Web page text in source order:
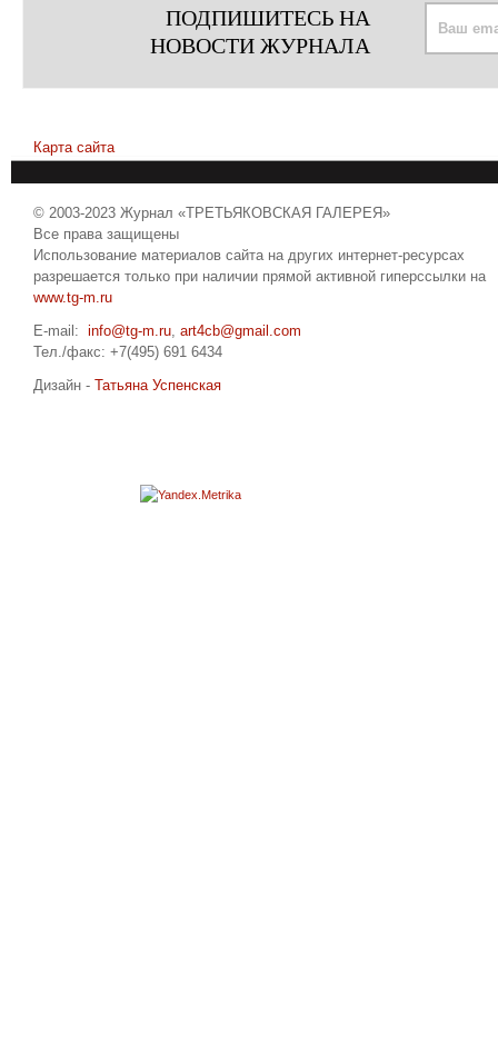
ПОДПИШИТЕСЬ НА
НОВОСТИ ЖУРНАЛА
Карта сайта
© 2003-2023 Журнал «ТРЕТЬЯКОВСКАЯ ГАЛЕРЕЯ»
Все права защищены
Использование материалов сайта на других интернет-ресурсах
разрешается только при наличии прямой активной гиперссылки на
www.tg-m.ru
E-mail: info@tg-m.ru, art4cb@gmail.com
Тел./факс: +7(495) 691 6434
Дизайн - Татьяна Успенская